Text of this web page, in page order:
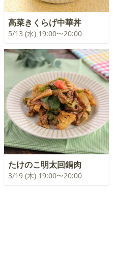
高菜きくらげ中華丼
5/13 (水) 19:00〜20:00
たけのこ明太回鍋肉
3/19 (木) 19:00〜20:00